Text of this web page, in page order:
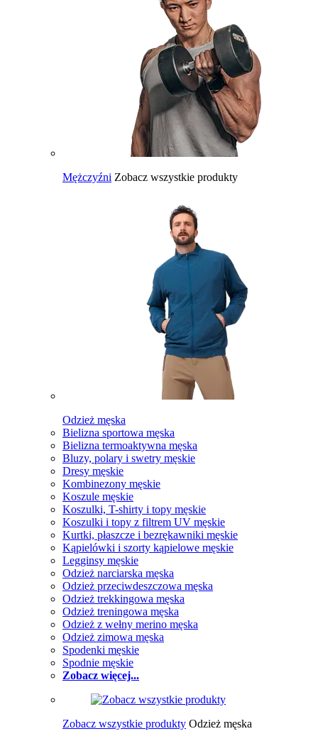
Mężczyźni Zobacz wszystkie produkty
Odzież męska
Bielizna sportowa męska
Bielizna termoaktywna męska
Bluzy, polary i swetry męskie
Dresy męskie
Kombinezony męskie
Koszule męskie
Koszulki, T-shirty i topy męskie
Koszulki i topy z filtrem UV męskie
Kurtki, płaszcze i bezrękawniki męskie
Kąpielówki i szorty kąpielowe męskie
Legginsy męskie
Odzież narciarska męska
Odzież przeciwdeszczowa męska
Odzież trekkingowa męska
Odzież treningowa męska
Odzież z wełny merino męska
Odzież zimowa męska
Spodenki męskie
Spodnie męskie
Zobacz więcej...
Zobacz wszystkie produkty Odzież męska